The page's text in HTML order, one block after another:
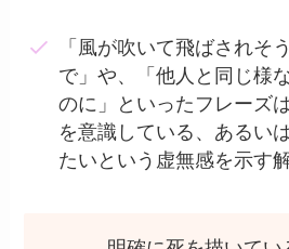
「風が吹いて飛ばされそ
で」や、「他人と同じ様
のに」といったフレーズ
を意識している、あるい
たいという虚無感を示す